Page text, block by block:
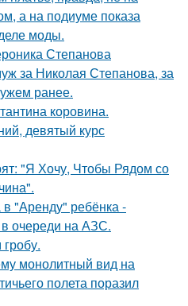
а на подиуме показа
моды.
Степанова
за Николая Степанова, за
ранее.
коровина.
девятый курс
"Я Хочу, Чтобы Рядом со
"Аренду" ребёнка -
в очереди на АЗС.
монолитный вид на
полета поразил